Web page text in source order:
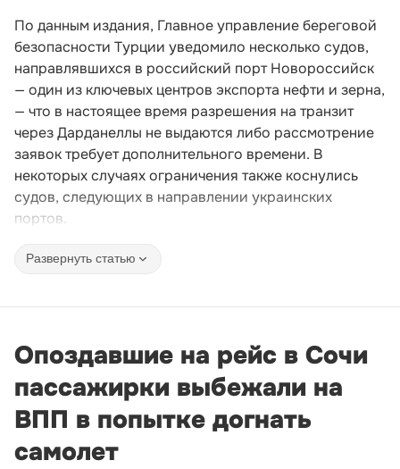
По данным издания, Главное управление береговой
безопасности Турции уведомило несколько судов,
направлявшихся в российский порт Новороссийск
— один из ключевых центров экспорта нефти и зерна,
— что в настоящее время разрешения на транзит
через Дарданеллы не выдаются либо рассмотрение
заявок требует дополнительного времени. В
некоторых случаях ограничения также коснулись
судов, следующих в направлении украинских
портов.
Развернуть статью
Опоздавшие на рейс в Сочи
пассажирки выбежали на
ВПП в попытке догнать
самолет